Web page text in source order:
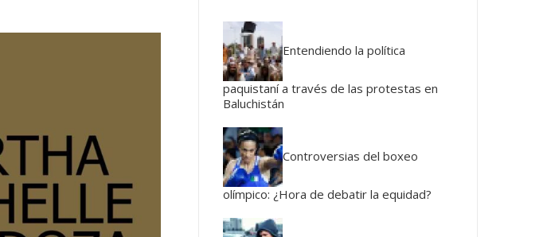
Entendiendo la política
paquistaní a través de las protestas en
Baluchistán
Controversias del boxeo
olímpico: ¿Hora de debatir la equidad?